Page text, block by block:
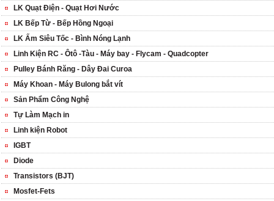
LK Quạt Điện - Quạt Hơi Nước
LK Bếp Từ - Bếp Hồng Ngoại
LK Ấm Siêu Tốc - Bình Nóng Lạnh
Linh Kiện RC - Ôtô -Tàu - Máy bay - Flycam - Quadcopter
Pulley Bánh Răng - Dây Đai Curoa
Máy Khoan - Máy Bulong bắt vít
Sản Phẩm Công Nghệ
Tự Làm Mạch in
Linh kiện Robot
IGBT
Diode
Transistors (BJT)
Mosfet-Fets